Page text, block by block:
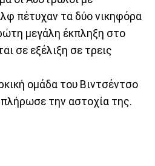
πέτυχαν τα δύο νικηφόρα
μεγάλη έκπληξη στο
σε εξέλιξη σε τρεις
ομάδα του Βιντσέντσο
την αστοχία της.